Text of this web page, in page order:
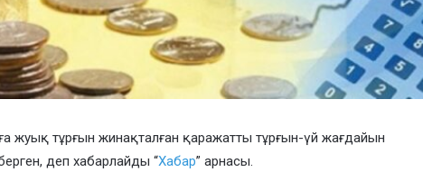
жуық тұрғын жинақталған қаражатты тұрғын-үй жағдайын
деп хабарлайды “Хабар” арнасы.